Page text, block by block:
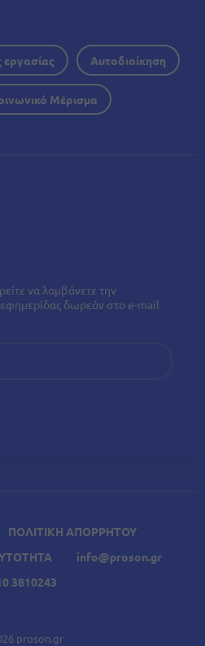
ΠΟΛΙΤΙΚΗ ΑΠΟΡΡΗΤΟΥ
info@proson.gr
3810243
proson.gr
εργασίας Αυτοδιοίκηση
Μέρισμα
να λαμβάνετε την
δωρεάν στο e-mail